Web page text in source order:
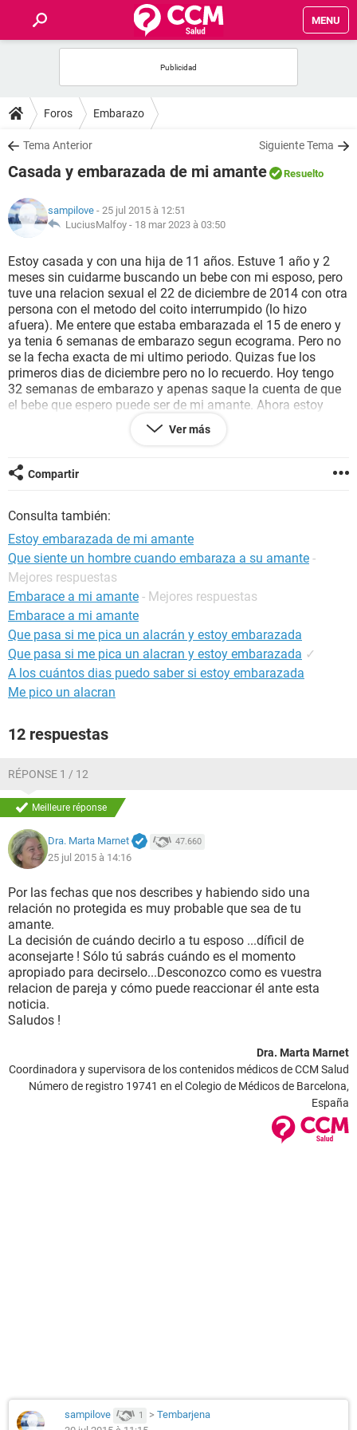
MENU
FORUMS
SALUD
NUTRICIÓN
BIENESTAR
SEXUALIDAD
GLOSARIO
Foros Embarazo
Tema Anterior Siguiente Tema
Casada y embarazada de mi amante Resuelto
sampilove - 25 jul 2015 à 12:51
LuciusMalfoy - 18 mar 2023 à 03:50
Estoy casada y con una hija de 11 años. Estuve 1 año y 2
meses sin cuidarme buscando un bebe con mi esposo, pero
tuve una relacion sexual el 22 de diciembre de 2014 con otra
persona con el metodo del coito interrumpido (lo hizo
afuera). Me entere que estaba embarazada el 15 de enero y
ya tenia 6 semanas de embarazo segun ecograma. Pero no
se la fecha exacta de mi ultimo periodo. Quizas fue los
primeros dias de diciembre pero no lo recuerdo. Hoy tengo
32 semanas de embarazo y apenas saque la cuenta de que
el bebe que espero puede ser de mi amante. Ahora estoy
angustiada y se que hice mal. No pretendo salirme con la
mia en el caso de que mi hijo resulte de mi relacion
o no a mi esposo antes o despues de dar a luz y saber que
tan probable sea de que mi hijo en camino sea de mi
Ver más
Compartir
Consulta también:
Estoy embarazada de mi amante
Que siente un hombre cuando embaraza a su amante -
Mejores respuestas
Embarace a mi amante - Mejores respuestas
Embarace a mi amante
Que pasa si me pica un alacrán y estoy embarazada
Que pasa si me pica un alacran y estoy embarazada ✓
A los cuántos dias puedo saber si estoy embarazada
Me pico un alacran
12 respuestas
RÉPONSE 1 / 12
Meilleure réponse
Dra. Marta Marnet 47.660
25 jul 2015 à 14:16
Por las fechas que nos describes y habiendo sido una
relación no protegida es muy probable que sea de tu
amante.
La decisión de cuándo decirlo a tu esposo ...díficil de
aconsejarte ! Sólo tú sabrás cuándo es el momento
apropiado para decirselo...Desconozco como es vuestra
relacion de pareja y cómo puede reaccionar él ante esta
noticia.
Saludos !
Dra. Marta Marnet
Coordinadora y supervisora de los contenidos médicos de CCM Salud
Número de registro 19741 en el Colegio de Médicos de Barcelona,
España
sampilove 1 > Tembarjena